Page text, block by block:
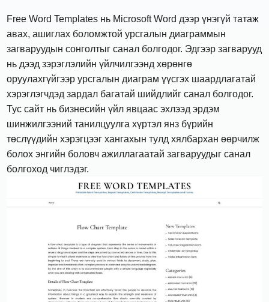
Free Word Templates нь Microsoft Word дээр үнэгүй татаж
авах, ашиглах боломжтой урсгалын диаграммын
загваруудын сонголтыг санал болгодог. Эдгээр загварууд
нь дээд зэрэглэлийн үйлчилгээнд хөрөнгө
оруулахгүйгээр урсгалын диаграм үүсгэх шаардлагатай
хэрэглэгчдэд зардал багатай шийдлийг санал болгодог.
Тус сайт нь бизнесийн үйл явцаас эхлээд эрдэм
шинжилгээний танилцуулга хүртэл янз бүрийн
төслүүдийн хэрэгцээг хангахын тулд хялбархан өөрчилж
болох энгийн боловч ажиллагаатай загваруудыг санал
болгоход чиглэдэг.